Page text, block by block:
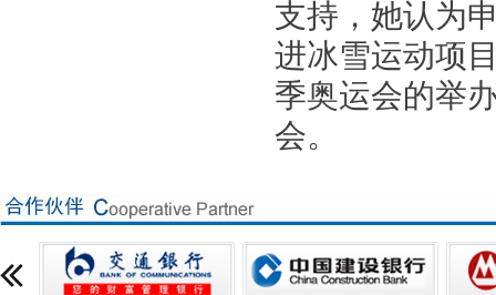
支持，她认为
进冰雪运动项
季奥运会的举
会。